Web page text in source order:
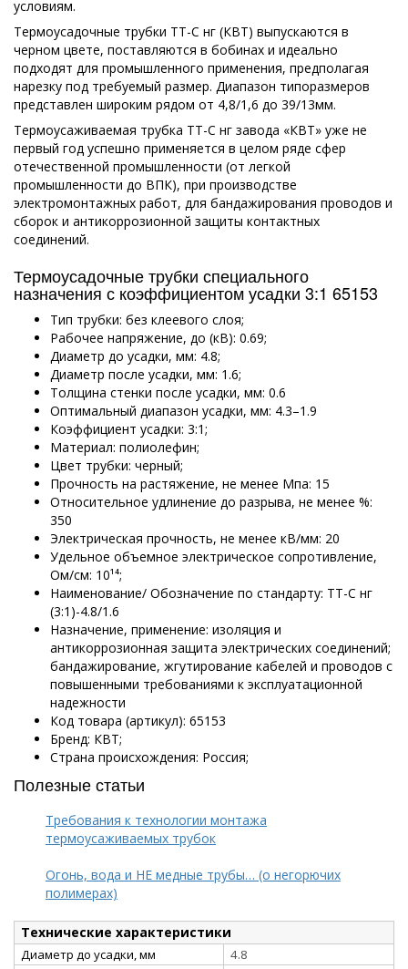
условиям.
Термоусадочные трубки ТТ-С нг (КВТ) выпускаются в
черном цвете, поставляются в бобинах и идеально
подходят для промышленного применения, предполагая
нарезку под требуемый размер. Диапазон типоразмеров
представлен широким рядом от 4,8/1,6 до 39/13мм.
Термоусаживаемая трубка ТТ-С нг завода «КВТ» уже не
первый год успешно применяется в целом ряде сфер
отечественной промышленности (от легкой
промышленности до ВПК), при производстве
электромонтажных работ, для бандажирования проводов и
сборок и антикоррозионной защиты контактных
соединений.
Термоусадочные трубки специального
назначения с коэффициентом усадки 3:1 65153
Тип трубки: без клеевого слоя;
Рабочее напряжение, до (кВ): 0.69;
Диаметр до усадки, мм: 4.8;
Диаметр после усадки, мм: 1.6;
Толщина стенки после усадки, мм: 0.6
Оптимальный диапазон усадки, мм: 4.3–1.9
Коэффициент усадки: 3:1;
Материал: полиолефин;
Цвет трубки: черный;
Прочность на растяжение, не менее Мпа: 15
Относительное удлинение до разрыва, не менее %:
350
Электрическая прочность, не менее кВ/мм: 20
Удельное объемное электрическое сопротивление,
Ом/см: 10¹⁴;
Наименование/ Обозначение по стандарту: ТТ-С нг
(3:1)-4.8/1.6
Назначение, применение: изоляция и
антикоррозионная защита электрических соединений;
бандажирование, жгутирование кабелей и проводов с
повышенными требованиями к эксплуатационной
надежности
Код товара (артикул): 65153
Бренд: КВТ;
Страна происхождения: Россия;
Полезные статьи
Требования к технологии монтажа
термоусаживаемых трубок
Огонь, вода и НЕ медные трубы… (о негорючих
полимерах)
Технические характеристики
Диаметр до усадки, мм
4.8